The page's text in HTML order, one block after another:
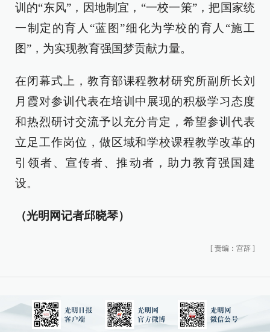
训的“东风”，因地制宜，“一校一策”，把国家统
一制定的育人“蓝图”细化为学校的育人“施工
图”，为实现教育强国梦贡献力量。
在闭幕式上，教育部课程教材研究所副所长刘
月霞对参训代表在培训中展现的积极学习态度
和热烈研讨交流予以充分肯定，希望参训代表
立足工作岗位，做区域和学校课程教学改革的
引领者、宣传者、推动者，助力教育强国建
设。
（光明网记者邱晓琴）
[ 责编：宫辞 ]